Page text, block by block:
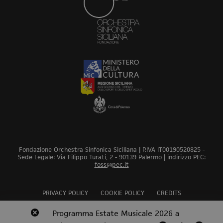
Revoca bando audizioni 2026Scopri
Programma Estate Musicale 2026 a
Scopri
Scopri
Scopri
Scopri
Fondazione Orchestra Sinfonica Siciliana | P.IVA IT00190520825 -
Sede Legale: Via Filippo Turati, 2 - 90139 Palermo | indirizzo PEC:
foss@pec.it
PRIVACY POLICY COOKIE POLICY CREDITS